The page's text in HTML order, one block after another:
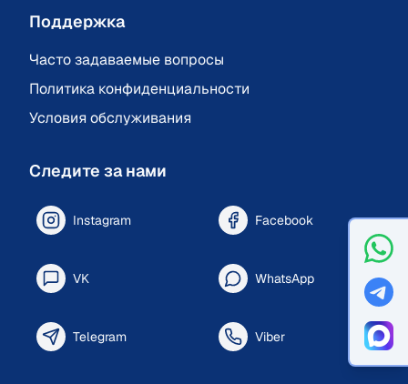
Поддержка
Часто задаваемые вопросы
Политика конфиденциальности
Условия обслуживания
Следите за нами
Instagram Facebook
VK WhatsApp
Telegram Viber